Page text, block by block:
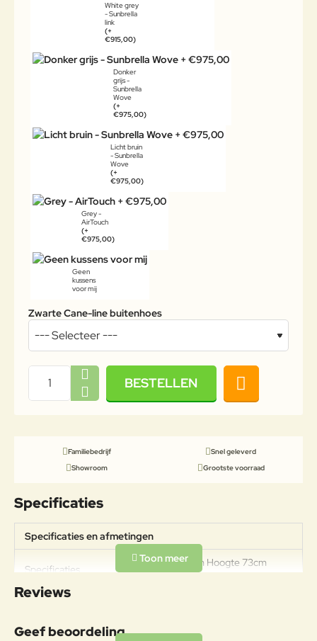
White grey
- Sunbrella
link
(+
€915,00)
Donker
grijs -
Sunbrella
Wove
(+
€975,00)
Licht bruin
- Sunbrella
Wove
(+
€975,00)
Grey -
AirTouch
(+
€975,00)
Geen
kussens
voor mij
Zwarte Cane-line buitenhoes
BESTELLEN
Familiebedrijf
Snel geleverd
Showroom
Grootste voorraad
Specificaties
Specificaties en afmetingen
Specificaties
Breedte 155cm Hoogte 73cm
Reviews
Geef beoordeling